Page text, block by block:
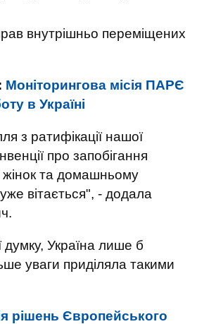
внутрішньо переміщених
Моніторингова місія ПАРЄ
в Україні
з ратифікації нашої
про запобігання
та домашньому
вітається", - додала
думку, Україна лише б
уваги приділяла такими
рішень Європейського